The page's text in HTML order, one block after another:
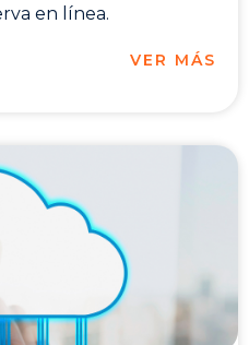
en línea.
VER MÁS